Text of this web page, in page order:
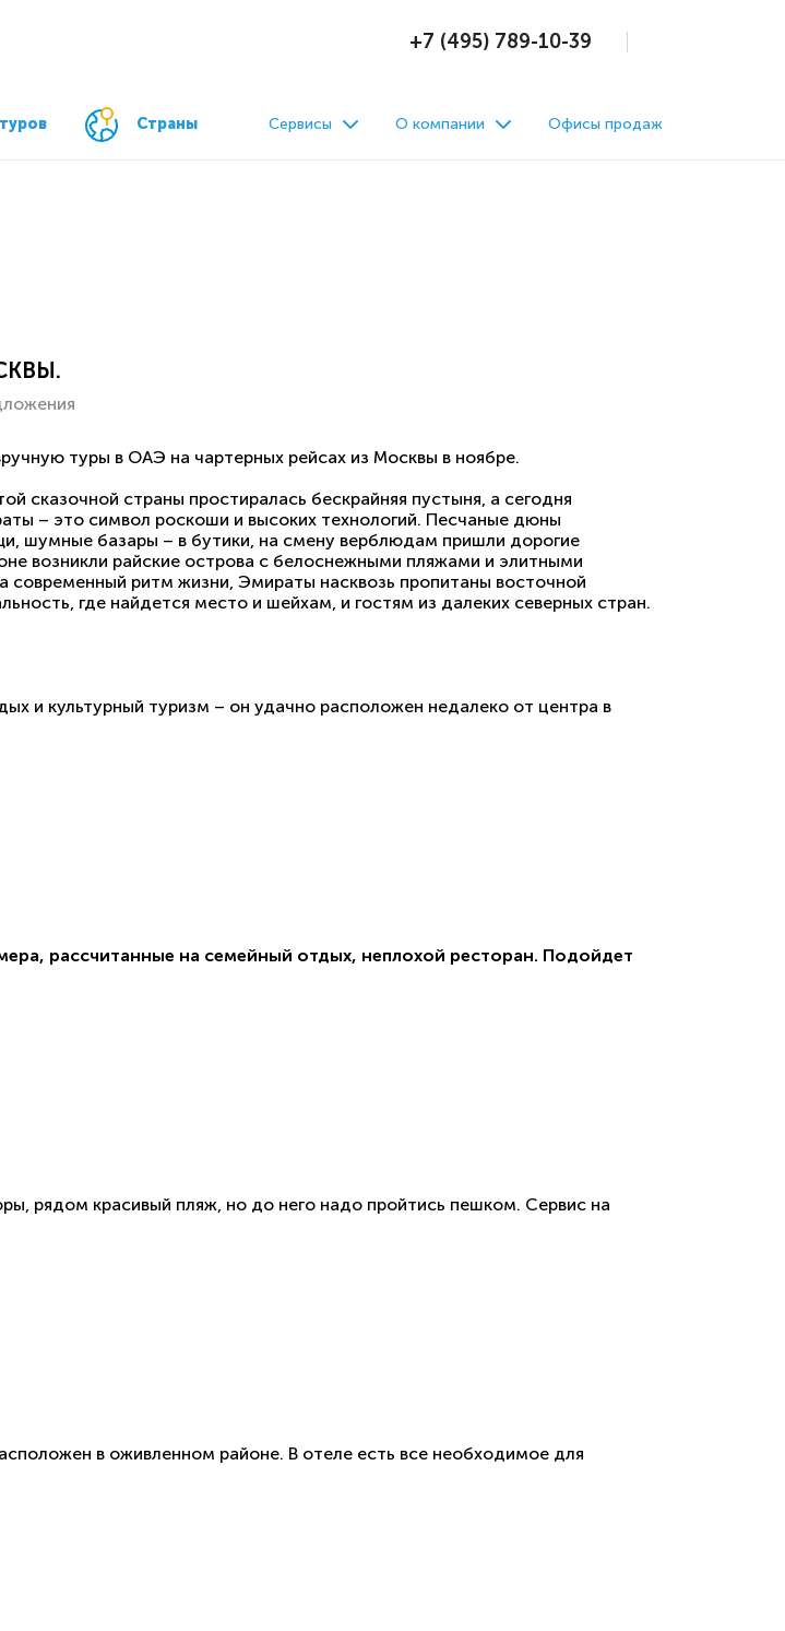
+7 (495) 789-10-39
Страны Сервисы О компании Офисы продаж
туры в ОАЭ на чартерных рейсах из Москвы в ноябре.
сказочной страны простиралась бескрайняя пустыня, а сегодня
– это символ роскоши и высоких технологий. Песчаные дюны
шумные базары – в бутики, на смену верблюдам пришли дорогие
возникли райские острова с белоснежными пляжами и элитными
современный ритм жизни, Эмираты насквозь пропитаны восточной
где найдется место и шейхам, и гостям из далеких северных стран.
и культурный туризм – он удачно расположен недалеко от центра в
рассчитанные на семейный отдых, неплохой ресторан. Подойдет
рядом красивый пляж, но до него надо пройтись пешком. Сервис на
в оживленном районе. В отеле есть все необходимое для